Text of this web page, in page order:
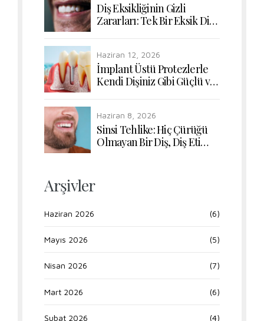
Diş Eksikliğinin Gizli
Zararları: Tek Bir Eksik Diş
Haziran 12, 2026
İmplant Üstü Protezlerle
Kendi Dişiniz Gibi Güçlü ve
Haziran 8, 2026
Sinsi Tehlike: Hiç Çürüğü
Olmayan Bir Diş, Diş Eti
Arşivler
Haziran 2026 (6)
Mayıs 2026 (5)
Nisan 2026 (7)
Mart 2026 (6)
Şubat 2026 (4)